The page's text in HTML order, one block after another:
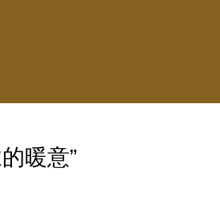
暖意”